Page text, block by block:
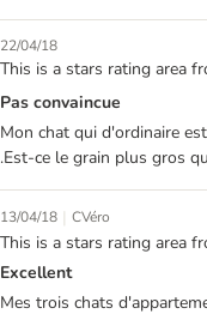
22/04/18
This is a stars rating area
Pas convaincue
Mon chat qui d'ordinaire
.Est-ce le grain plus gros
13/04/18 | CVéro
This is a stars rating area
Excellent
Mes trois chats